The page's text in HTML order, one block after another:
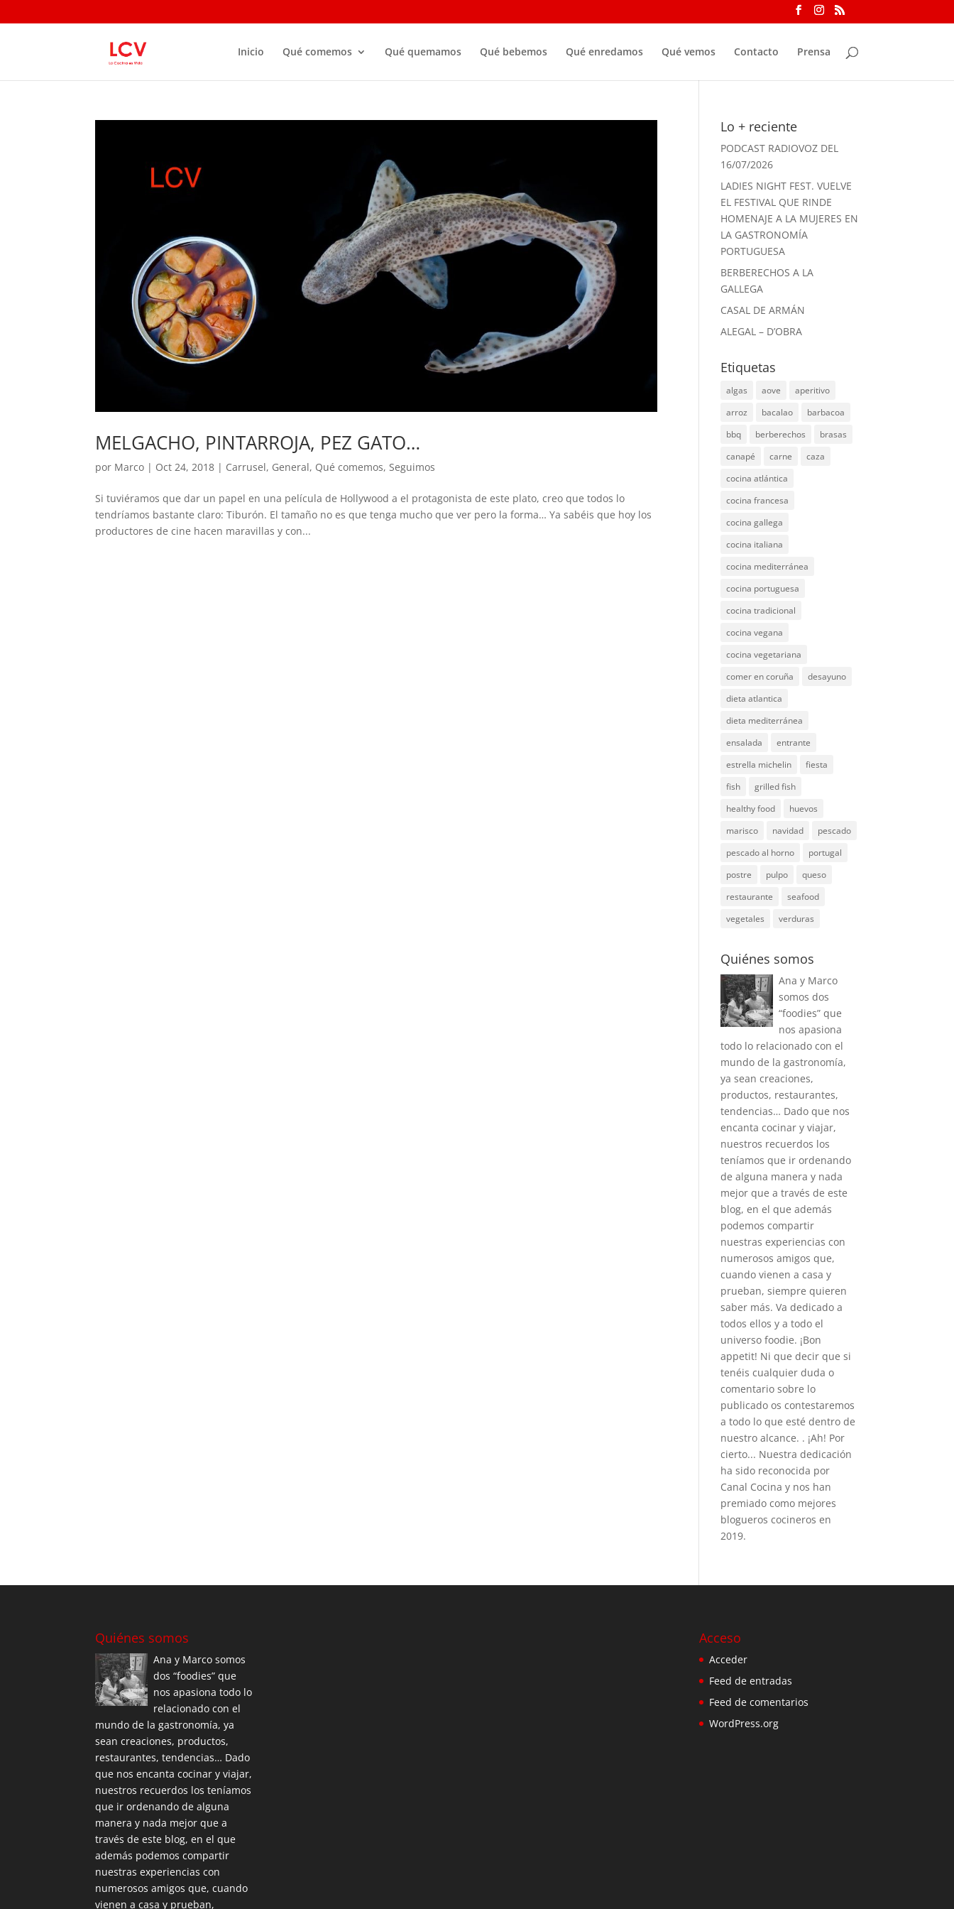
Inicio Qué comemos Qué quemamos Qué bebemos Qué enredamos Qué vemos Contacto Prensa
MELGACHO, PINTARROJA, PEZ GATO…
por Marco | Oct 24, 2018 | Carrusel, General, Qué comemos,Seguimos
Si tuviéramos que dar un papel en una película de Hollywood a el protagonista de este plato, creo que todos lo
tendríamos bastante claro: Tiburón. El tamaño no es que tenga mucho que ver pero la forma… Ya sabéis que hoy los
productores de cine hacen maravillas y con...
Lo + reciente
PODCAST RADIOVOZ DEL
16/07/2026
LADIES NIGHT FEST. VUELVE
EL FESTIVAL QUE RINDE
HOMENAJE A LA MUJERES EN
LA GASTRONOMÍA
PORTUGUESA
BERBERECHOS A LA
GALLEGA
CASAL DE ARMÁN
ALEGAL – D’OBRA
Etiquetas
algas aove
aperitivo
arroz
bacalao
barbacoa
bbq
berberechos
brasas
canapé
carne
caza
cocina atlántica
cocina francesa
cocina gallega
cocina italiana
cocina mediterránea
cocina portuguesa
cocina tradicional
cocina vegana
cocina vegetariana
comer en coruña
desayuno
dieta atlantica
dieta mediterránea
ensalada
entrante
estrella michelin
fiesta
fish
grilled fish
healthy food
huevos
marisco
navidad
pescado
pescado al horno
portugal
postre
pulpo
queso
restaurante
seafood
vegetales
verduras
Quiénes somos
Ana y Marco
somos dos
“foodies” que
nos apasiona
todo lo relacionado con el
mundo de la gastronomía,
ya sean creaciones,
productos, restaurantes,
tendencias… Dado que nos
encanta cocinar y viajar,
nuestros recuerdos los
teníamos que ir ordenando
de alguna manera y nada
mejor que a través de este
blog, en el que además
podemos compartir
nuestras experiencias con
numerosos amigos que,
cuando vienen a casa y
prueban, siempre quieren
saber más. Va dedicado a
todos ellos y a todo el
universo foodie. ¡Bon
appetit! Ni que decir que si
tenéis cualquier duda o
comentario sobre lo
publicado os contestaremos
a todo lo que esté dentro de
nuestro alcance. . ¡Ah! Por
cierto... Nuestra dedicación
ha sido reconocida por
Canal Cocina y nos han
premiado como mejores
blogueros cocineros en
2019.
Quiénes somos
Ana y Marco somos
dos “foodies” que
nos apasiona todo lo
relacionado con el
mundo de la gastronomía, ya
sean creaciones, productos,
restaurantes, tendencias… Dado
que nos encanta cocinar y viajar,
nuestros recuerdos los teníamos
que ir ordenando de alguna
manera y nada mejor que a
través de este blog, en el que
además podemos compartir
nuestras experiencias con
numerosos amigos que, cuando
vienen a casa y prueban,
Acceso
Acceder
Feed de entradas
Feed de comentarios
WordPress.org